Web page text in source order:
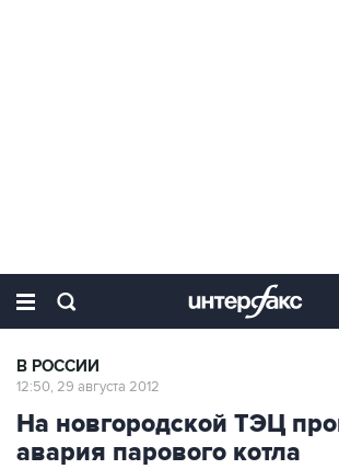
В РОССИИ
12:50, 29 августа 2012
На новгородской ТЭЦ
авария парового котла